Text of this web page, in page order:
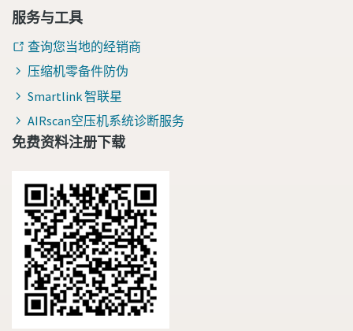
服务与工具
查询您当地的经销商
压缩机零备件防伪
Smartlink 智联星
AIRscan空压机系统诊断服务
免费资料注册下载